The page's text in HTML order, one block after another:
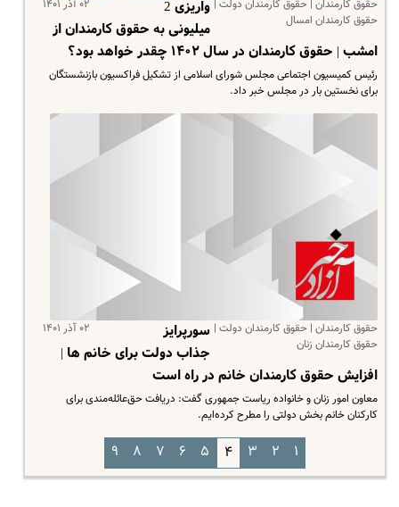
حقوق کارمندان | حقوق کارمندان دولت |
حقوق کارمندان امسال
۰۲ آذر ۱۴۰۱
واریزی 2
میلیونی به حقوق کارمندان از
امشب | حقوق کارمندان در سال ۱۴۰۲ چقدر خواهد بود؟
رئیس کمیسیون اجتماعی مجلس شورای اسلامی از تشکیل فراکسیون بازنشستگان
برای نخستین بار در مجلس خبر داد.
حقوق کارمندان | حقوق کارمندان دولت |
حقوق کارمندان زنان
۰۲ آذر ۱۴۰۱
سورپرایز
جذاب دولت برای خانم ها |
افزایش حقوق کارمندان خانم در راه است
معاون امور زنان و خانواده ریاست جمهوری گفت: دریافت حق‌عائله‌مندی برای
کارکنان خانم بخش دولتی را مطرح کرده‌ایم.
۱ ۲ ۳ ۴ ۵ ۶ ۷ ۸ ۹